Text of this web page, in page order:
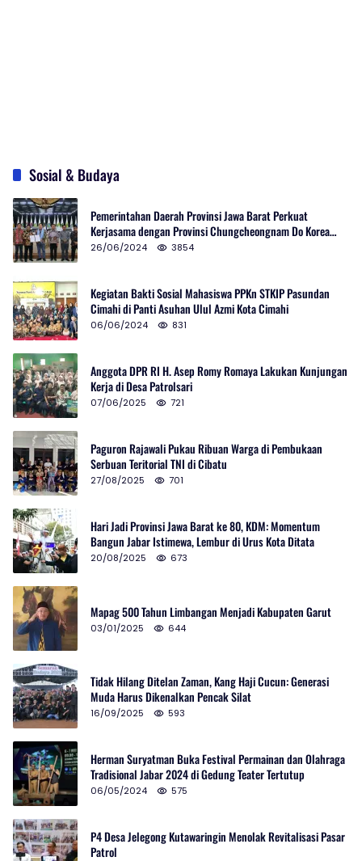
Sosial & Budaya
Pemerintahan Daerah Provinsi Jawa Barat Perkuat
Kerjasama dengan Provinsi Chungcheongnam Do Korea
Selatan
26/06/2024 3854
Kegiatan Bakti Sosial Mahasiswa PPKn STKIP Pasundan
Cimahi di Panti Asuhan Ulul Azmi Kota Cimahi
06/06/2024 831
Anggota DPR RI H. Asep Romy Romaya Lakukan Kunjungan
Kerja di Desa Patrolsari
07/06/2025 721
Paguron Rajawali Pukau Ribuan Warga di Pembukaan
Serbuan Teritorial TNI di Cibatu
27/08/2025 701
Hari Jadi Provinsi Jawa Barat ke 80, KDM: Momentum
Bangun Jabar Istimewa, Lembur di Urus Kota Ditata
20/08/2025 673
Mapag 500 Tahun Limbangan Menjadi Kabupaten Garut
03/01/2025 644
Tidak Hilang Ditelan Zaman, Kang Haji Cucun: Generasi
Muda Harus Dikenalkan Pencak Silat
16/09/2025 593
Herman Suryatman Buka Festival Permainan dan Olahraga
Tradisional Jabar 2024 di Gedung Teater Tertutup
06/05/2024 575
P4 Desa Jelegong Kutawaringin Menolak Revitalisasi Pasar
Patrol